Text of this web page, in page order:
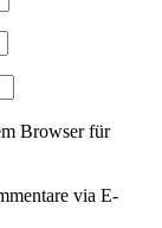
Browser für
via E-